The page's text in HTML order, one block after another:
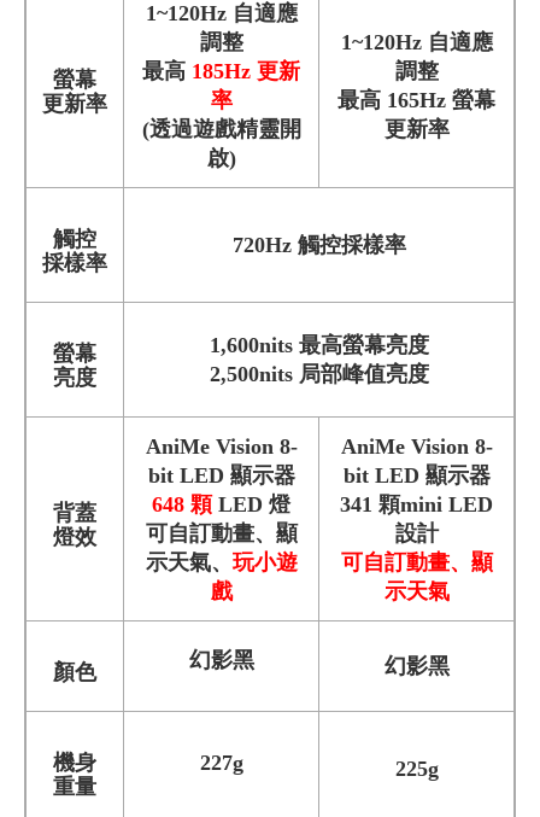
螢幕
更新率
1~120Hz 自適應
調整
最高 185Hz 更新
率
(透過遊戲精靈開
啟)
1~120Hz 自適應
調整
最高 165Hz 螢幕
更新率
觸控
採樣率
720Hz 觸控採樣率
螢幕
亮度
1,600nits 最高螢幕亮度
2,500nits 局部峰值亮度
背蓋
燈效
AniMe Vision 8-
bit LED 顯示器
648 顆 LED 燈
可自訂動畫、顯
示天氣、 玩小遊
戲
AniMe Vision 8-
bit LED 顯示器
341 顆mini LED
設計
可自訂動畫、顯
示天氣
顏色 幻影黑 幻影黑
機身
重量
227g 225g